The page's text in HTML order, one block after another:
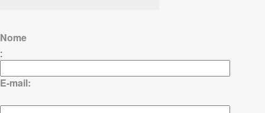
Nome
:
E-mail: